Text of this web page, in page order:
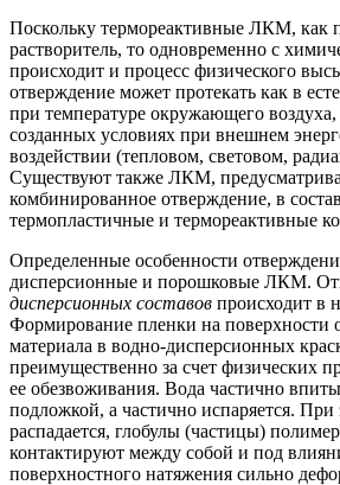
Поскольку термореактивные ЛКМ, как
растворитель, то одновременно с
происходит и процесс физического
отверждение может протекать как в
при температуре окружающего воздуха,
созданных условиях при внешнем
воздействии (тепловом, световом,
Существуют также ЛКМ,
комбинированное отверждение, в
термопластичные и термореактивные
Определенные особенности
дисперсионные и порошковые ЛКМ.
дисперсионных составов происходит в
Формирование пленки на поверхности
материала в водно-дисперсионных
преимущественно за счет физических
ее обезвоживания. Вода частично
подложкой, а частично испаряется. При
распадается, глобулы (частицы)
контактируют между собой и под
поверхностного натяжения сильно